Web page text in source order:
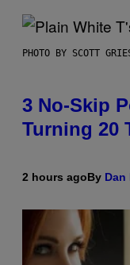
PHOTO BY SCOTT
3 No-Skip
Turning 20
2 hours agoBy Dan